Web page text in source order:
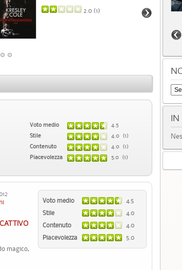
2.0 (1)
Voto medio
4.5
Stile
4.0 (1)
Contenuto
4.0 (1)
Piacevolezza
5.0 (1)
Voto medio
4.5
Stile
4.0
Contenuto
4.0
Piacevolezza
5.0
magico,
IN